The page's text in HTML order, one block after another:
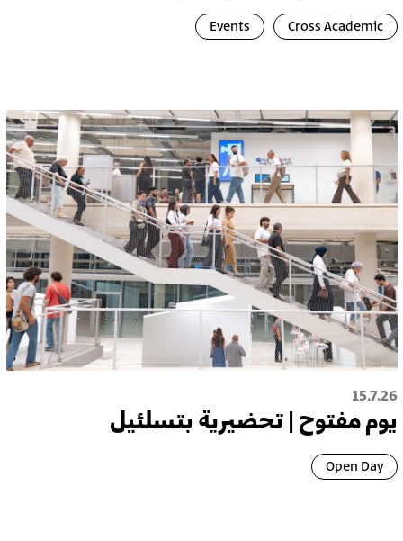
Cross Academic
Events
15.7.26
يوم مفتوح | تحضيرية بتسلئيل
Open Day